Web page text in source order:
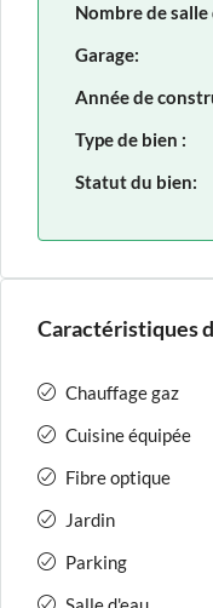
Nombre de salle
Garage:
Année de
Type de bien :
Statut du bien:
Caractéristiques
Chauffage gaz
Cuisine équipée
Fibre optique
Jardin
Parking